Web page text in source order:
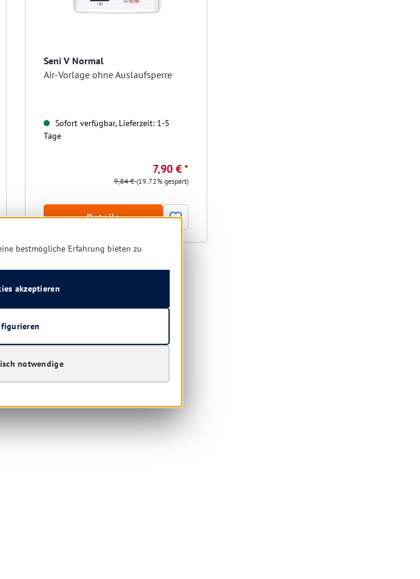
Seni V Normal
Air-Vorlage ohne Auslaufsperre
Sofort verfügbar, Lieferzeit: 1-5
Tage
7,90 € *
9,84 €(19.72% gespart)
Details
bestmögliche Erfahrung bieten zu
notwendige
akzeptieren